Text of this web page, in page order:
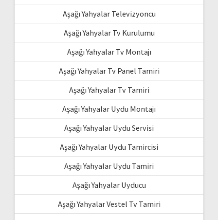
Aşağı Yahyalar Televizyoncu
Aşağı Yahyalar Tv Kurulumu
Aşağı Yahyalar Tv Montajı
Aşağı Yahyalar Tv Panel Tamiri
Aşağı Yahyalar Tv Tamiri
Aşağı Yahyalar Uydu Montajı
Aşağı Yahyalar Uydu Servisi
Aşağı Yahyalar Uydu Tamircisi
Aşağı Yahyalar Uydu Tamiri
Aşağı Yahyalar Uyducu
Aşağı Yahyalar Vestel Tv Tamiri